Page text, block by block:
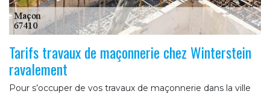
Tarifs travaux de maçonnerie chez Winterstein
ravalement
Pour s’occuper de vos travaux de maçonnerie dans la ville